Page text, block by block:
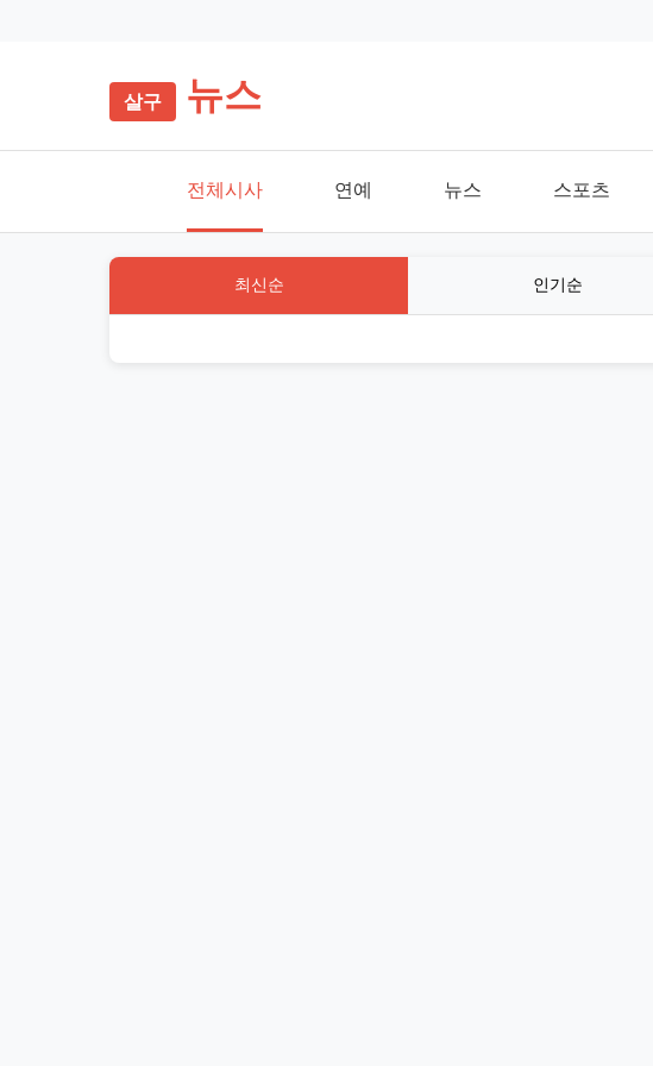
뉴스
전체시사 연예 뉴스 스포츠
최신순 인기순